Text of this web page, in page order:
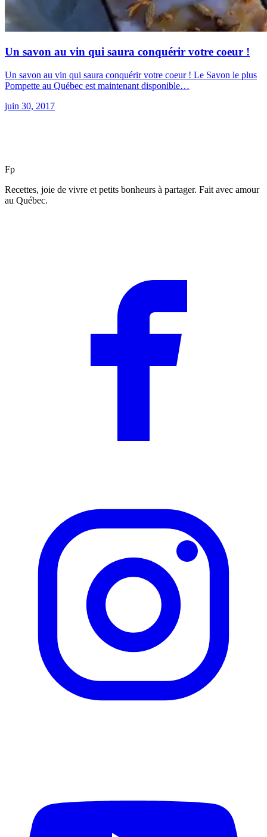
Un savon au vin qui saura conquérir votre coeur !
Un savon au vin qui saura conquérir votre coeur ! Le Savon le plus
Pompette au Québec est maintenant disponible…
juin 30, 2017
Fp
Recettes, joie de vivre et petits bonheurs à partager. Fait avec amour
au Québec.